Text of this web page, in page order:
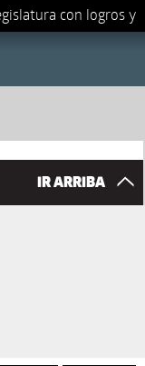
con logros y
IR ARRIBA